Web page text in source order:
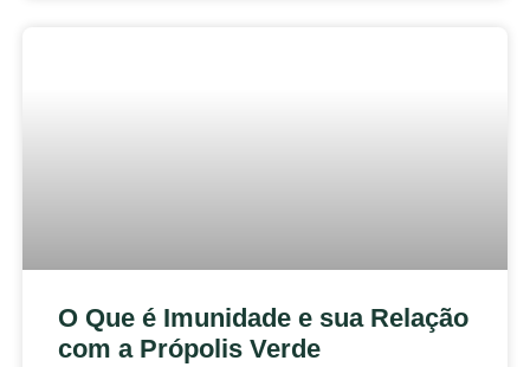
O Que é Imunidade e sua Relação
com a Própolis Verde